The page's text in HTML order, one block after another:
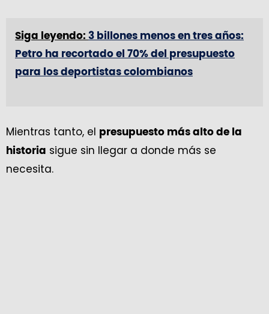
Siga leyendo: 3 billones menos en tres años:
Petro ha recortado el 70% del presupuesto
para los deportistas colombianos
Mientras tanto, el presupuesto más alto de la
historia sigue sin llegar a donde más se
necesita.